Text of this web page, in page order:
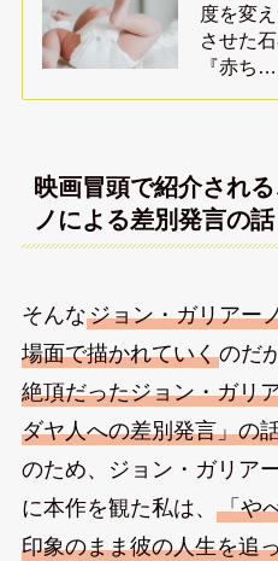
度を変
させた
『赤ち…
映画冒頭で紹介され
ノによる差別発言の話
そんなジョン・ガリアー
場面で描かれていくのだ
絶頂だったジョン・ガリ
ダヤ人への差別発言」の
のため、ジョン・ガリア
に本作を観た私は、 「や
印象のまま彼の人生を追